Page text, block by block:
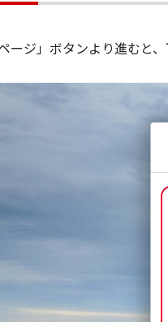
ージ」ボタンより進むと